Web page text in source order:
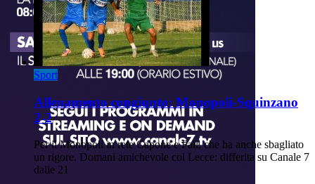
Sport
Allenamento congiunto: Monopoli-Squinzano
2-2
Per il Monopoli in rete Capone e Fall, che ha anche sbagliato
un rigore. Domani amichevole col Lecce: differita su Canale 7
dalle 21